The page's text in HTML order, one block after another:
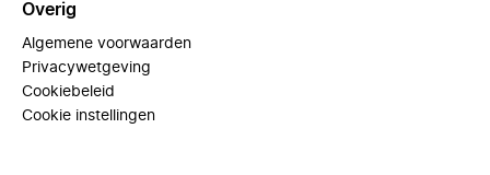
Overig
Algemene voorwaarden
Privacywetgeving
Cookiebeleid
Cookie instellingen